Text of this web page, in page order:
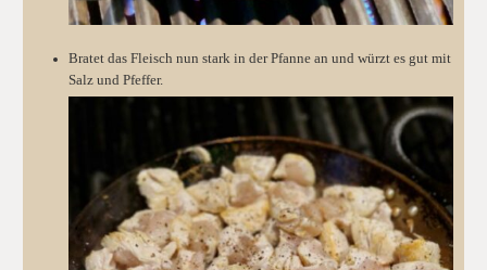
Bratet das Fleisch nun stark in der Pfanne an und würzt es gut mit
Salz und Pfeffer.